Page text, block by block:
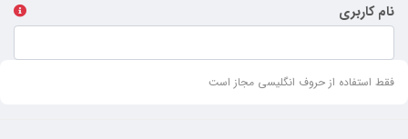
نام کاربری
فقط استفاده از حروف انگلیسی مجاز است